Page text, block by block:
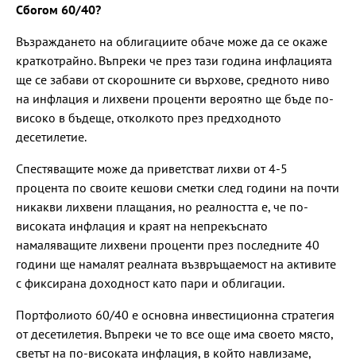
Сбогом 60/40?
Възраждането на облигациите обаче може да се окаже
краткотрайно. Въпреки че през тази година инфлацията
ще се забави от скорошните си върхове, средното ниво
на инфлация и лихвени проценти вероятно ще бъде по-
високо в бъдеще, отколкото през предходното
десетилетие.
Спестяващите може да приветстват лихви от 4-5
процента по своите кешови сметки след години на почти
никакви лихвени плащания, но реалността е, че по-
високата инфлация и краят на непрекъснато
намаляващите лихвени проценти през последните 40
години ще намалят реалната възвръщаемост на активите
с фиксирана доходност като пари и облигации.
Портфолиото 60/40 е основна инвестиционна стратегия
от десетилетия. Въпреки че то все още има своето място,
светът на по-високата инфлация, в който навлизаме,